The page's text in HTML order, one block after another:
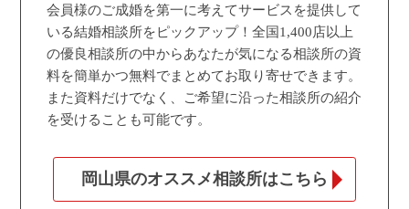
会員様のご成婚を第一に考えてサービスを提供して
いる結婚相談所をピックアップ！全国1,400店以上
の優良相談所の中からあなたが気になる相談所の資
料を簡単かつ無料でまとめてお取り寄せできます。
また資料だけでなく、ご希望に沿った相談所の紹介
を受けることも可能です。
岡山県のオススメ相談所はこちら